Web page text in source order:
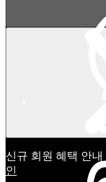
신규 회원 혜택 안
인